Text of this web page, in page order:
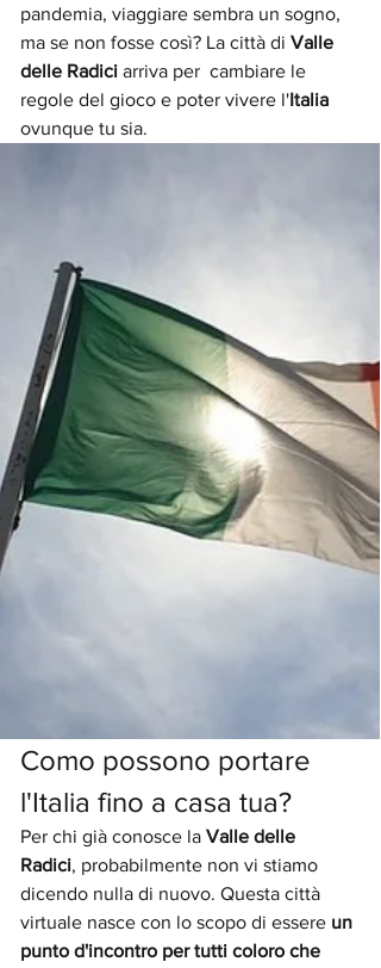
pandemia, viaggiare sembra un sogno,
ma se non fosse così? La città di Valle
delle Radici arriva per  cambiare le
regole del gioco e poter vivere l'Italia
ovunque tu sia.
Como possono portare
l'Italia fino a casa tua?
Per chi già conosce la Valle delle
Radici, probabilmente non vi stiamo
dicendo nulla di nuovo. Questa città
virtuale nasce con lo scopo di essere un
punto d'incontro per tutti coloro che